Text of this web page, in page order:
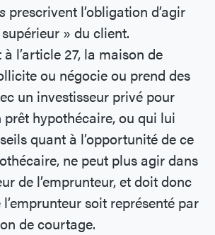
prescrivent l’obligation d’agir
» du client.
l’article 27, la maison de
ou négocie ou prend des
un investisseur privé pour
prêt hypothécaire, ou qui lui
quant à l’opportunité de ce
ne peut plus agir dans
de l’emprunteur, et doit donc
soit représenté par
de courtage.